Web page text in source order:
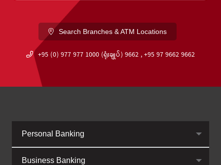
Search Branches & ATM Locations
+95 (0) 977 977 1000 (ရုံးချုပ်) 9662 , +95 97 9662 9662
Personal Banking
Business Banking